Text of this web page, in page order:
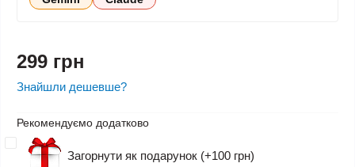
299 грн
Знайшли дешевше?
Рекомендуємо додатково
Загорнути як подарунок (+100 грн)